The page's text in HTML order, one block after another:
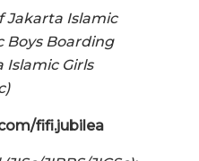
Jakarta Islamic
Boys Boarding
Islamic Girls
fifi.jubilea